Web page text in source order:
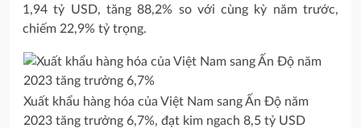
1,94 tỷ USD, tăng 88,2% so với cùng kỳ năm trước,
chiếm 22,9% tỷ trọng.
Xuất khẩu hàng hóa của Việt Nam sang Ấn Độ năm
2023 tăng trưởng 6,7%, đạt kim ngach 8,5 tỷ USD